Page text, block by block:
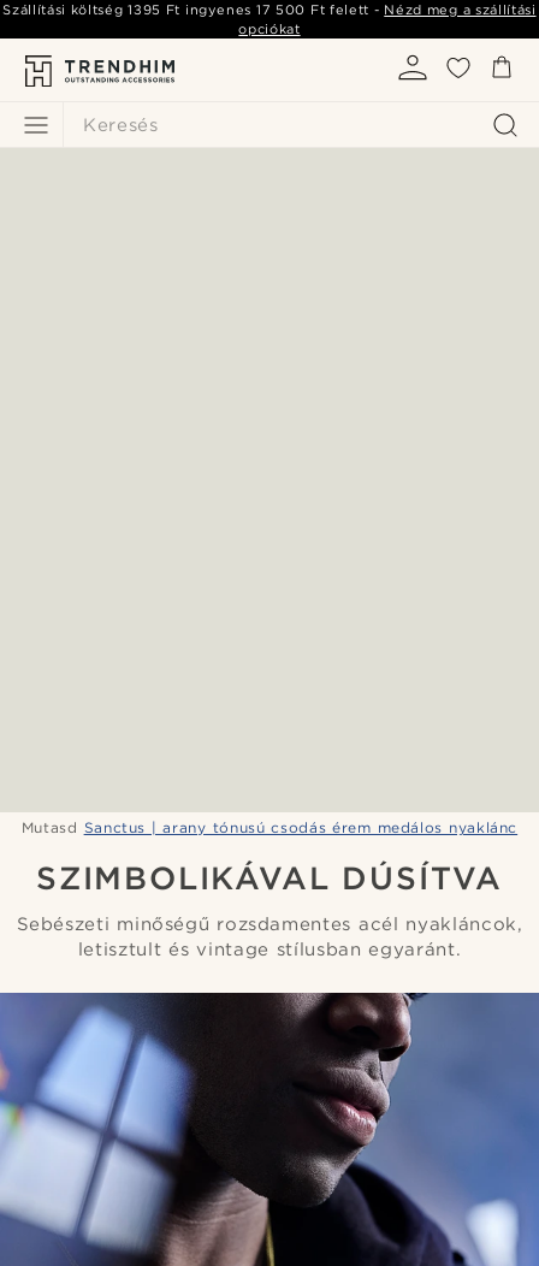
Keresés
Szállítási költség1395 Ft ingyenes 17 500 Ft felett - Nézd meg a szállítási
opciókat
Mutasd Sanctus | arany tónusú csodás érem medálos nyaklánc
SZIMBOLIKÁVAL DÚSÍTVA
Sebészeti minőségű rozsdamentes acél nyakláncok,
letisztult és vintage stílusban egyaránt.